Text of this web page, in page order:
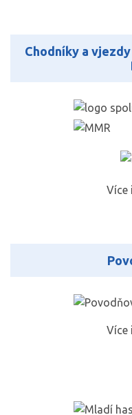
Chodníky a
Více
Více